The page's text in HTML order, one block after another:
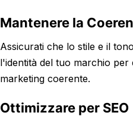
Mantenere la
Assicurati che lo stile e il
l'identità del tuo marchio per
marketing coerente.
Ottimizzare per SEO